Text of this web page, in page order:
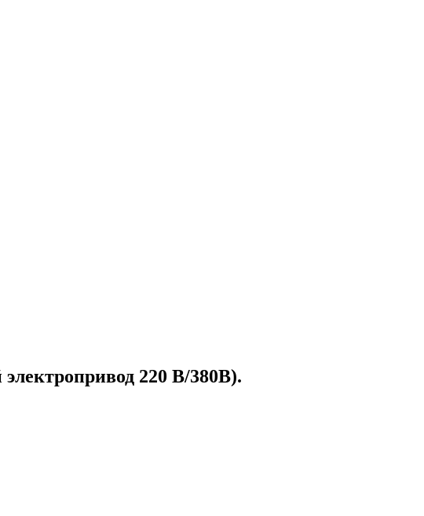
220 В/380В).